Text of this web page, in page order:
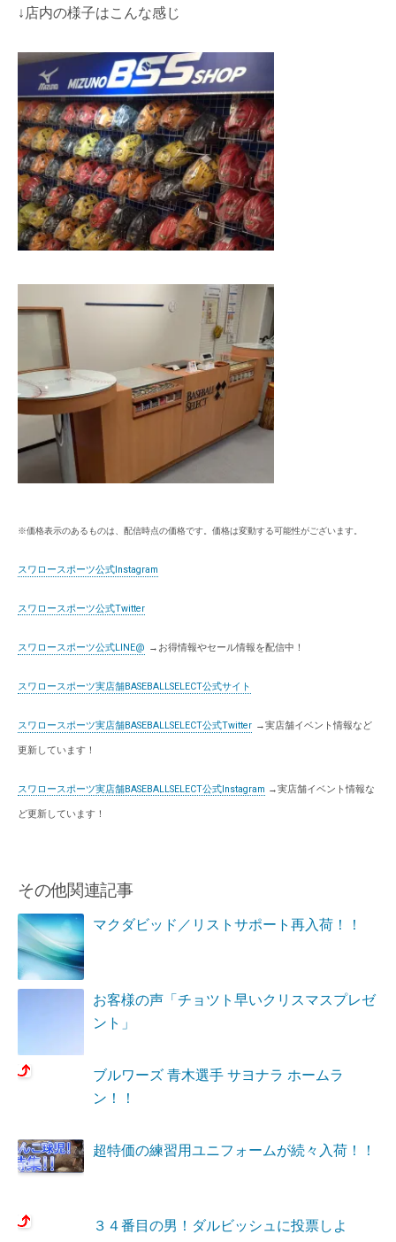
↓店内の様子はこんな感じ
※価格表示のあるものは、配信時点の価格です。価格は変動する可能性がございます。
スワロースポーツ公式Instagram
スワロースポーツ公式Twitter
スワロースポーツ公式LINE@ →お得情報やセール情報を配信中！
スワロースポーツ実店舗BASEBALLSELECT公式サイト
スワロースポーツ実店舗BASEBALLSELECT公式Twitter →実店舗イベント情報など
更新しています！
スワロースポーツ実店舗BASEBALLSELECT公式Instagram →実店舗イベント情報な
ど更新しています！
その他関連記事
マクダビッド／リストサポート再入荷！！
お客様の声「チョツト早いクリスマスプレゼ
ント」
ブルワーズ 青木選手 サヨナラ ホームラ
ン！！
超特価の練習用ユニフォームが続々入荷！！
３４番目の男！ダルビッシュに投票しよ